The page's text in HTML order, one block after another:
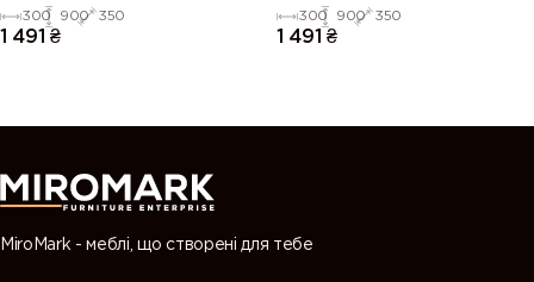
300 900 350
1 491 ₴
300 900 350
1 491 ₴
MiroMark - меблі, що створені для тебе